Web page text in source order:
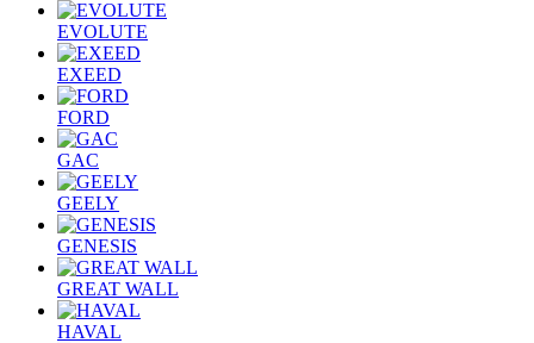
EVOLUTE
EXEED
FORD
GAC
GEELY
GENESIS
GREAT WALL
HAVAL